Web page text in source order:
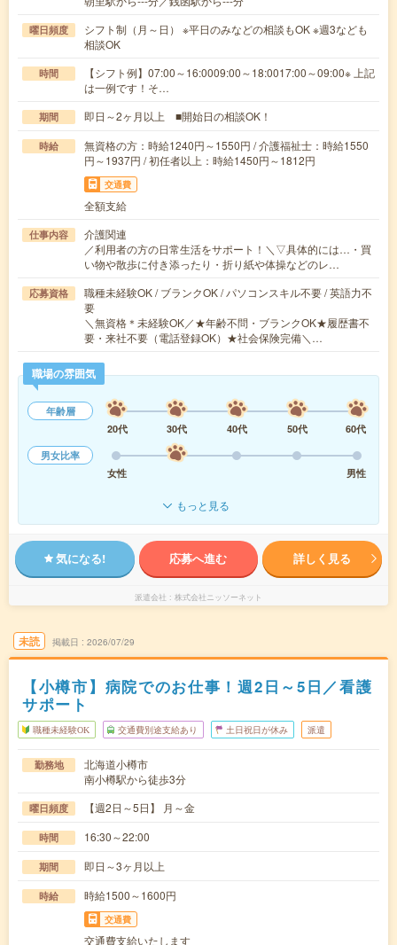
曜日頻度
シフト制（月～日） ※平日のみなどの相談もOK ※週3なども
相談OK
時間
【シフト例】07:00～16:0009:00～18:0017:00～09:00※ 上記
は一例です！そ…
期間 即日～2ヶ月以上 ■開始日の相談OK！
時給
無資格の方：時給1240円～1550円 / 介護福祉士：時給1550
円～1937円 / 初任者以上：時給1450円～1812円
交通費
全額支給
仕事内容
介護関連
／利用者の方の日常生活をサポート！＼▽具体的には…・買
い物や散歩に付き添ったり・折り紙や体操などのレ…
応募資格
職種未経験OK / ブランクOK / パソコンスキル不要 / 英語力不
要
＼無資格＊未経験OK／★年齢不問・ブランクOK★履歴書不
要・来社不要（電話登録OK）★社会保険完備＼…
職場の雰囲気
年齢層
20代
30代 40代 50代
60代
男女比率
女性
男性
もっと見る
気になる! 応募へ進む 詳しく見る
派遣会社 株式会社ニッソーネット
未読 掲載日 2026/07/29
【小樽市】病院でのお仕事！週2日～5日／看護
サポート
職種未経験OK 交通費別途支給あり 土日祝日が休み 派遣
勤務地
北海道小樽市
南小樽駅から徒歩3分
曜日頻度 【週2日～5日】 月～金
時間 16:30～22:00
期間 即日～3ヶ月以上
時給 時給1500～1600円
交通費
交通費支給いたします